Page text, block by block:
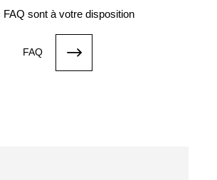
FAQ sont à votre disposition
FAQ